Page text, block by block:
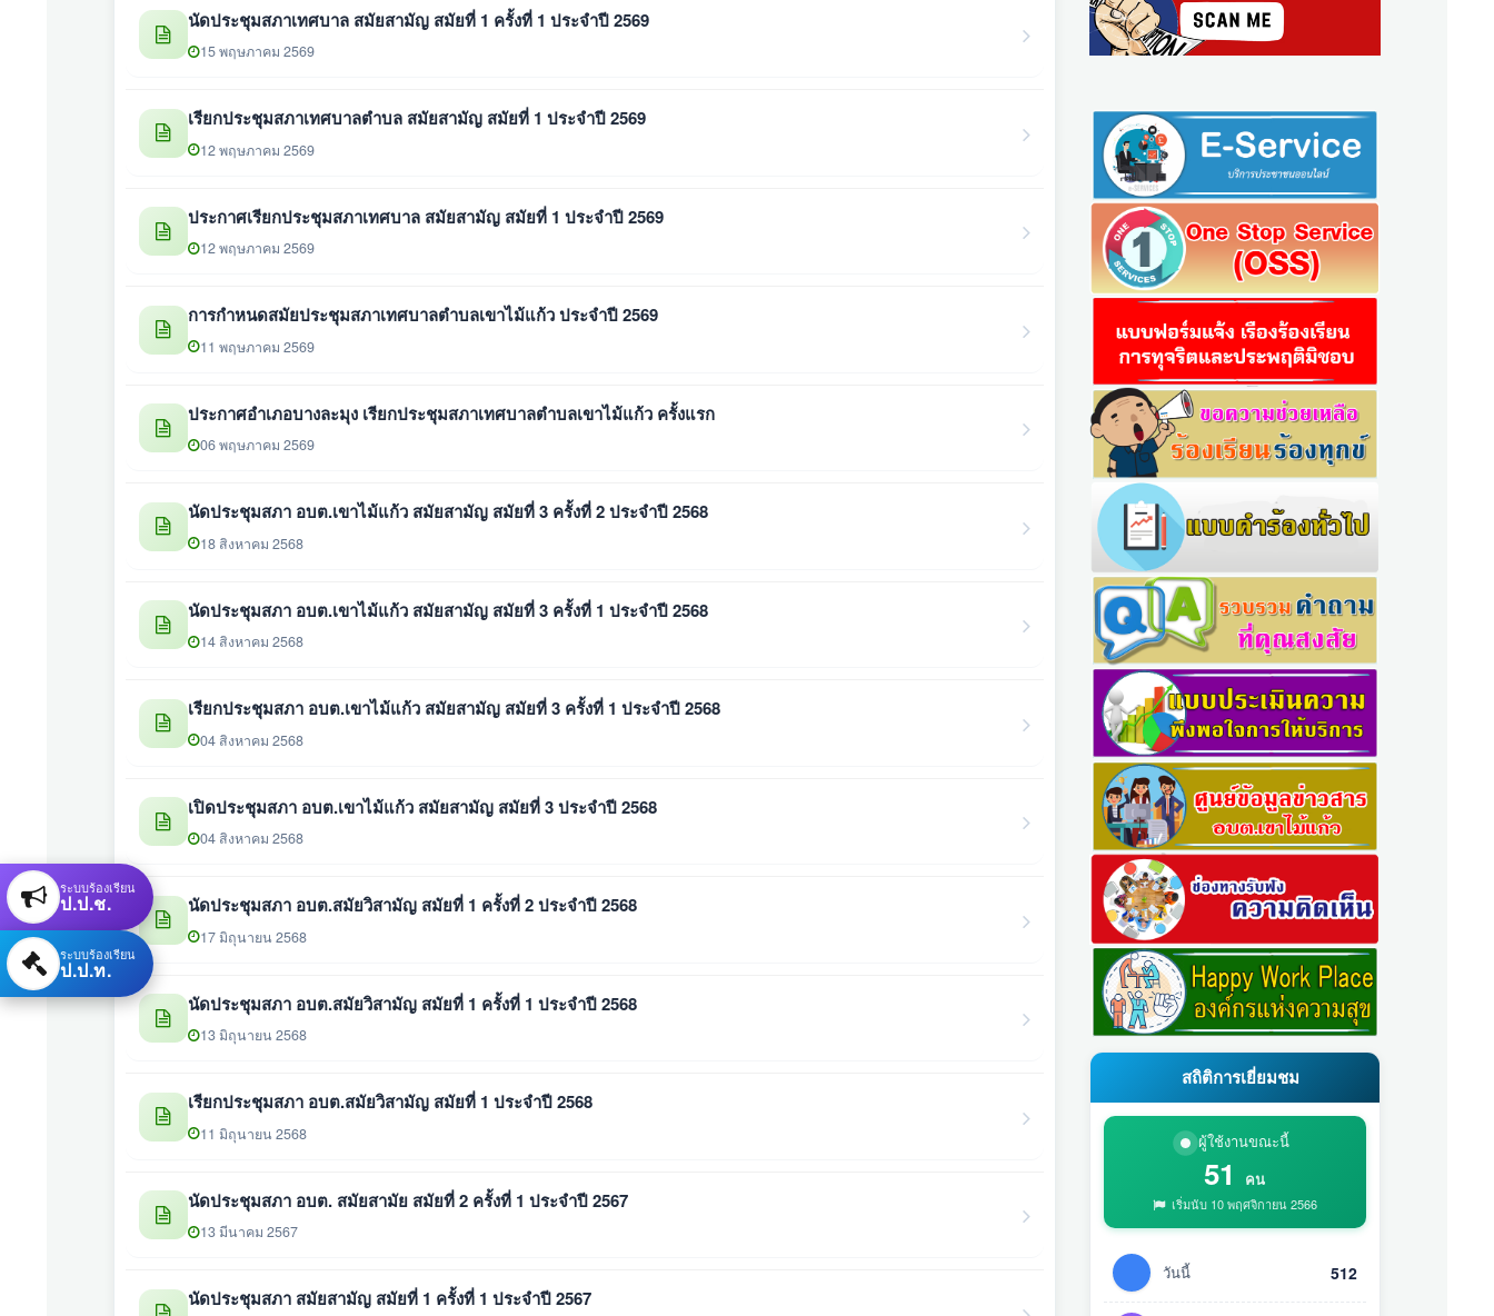
นัดประชุมสภาเทศบาล สมัยสามัญ สมัยที่ 1 ครั้งที่ 1 ประจำปี 2569
15 พฤษภาคม 2569
เรียกประชุมสภาเทศบาลตำบล สมัยสามัญ สมัยที่ 1 ประจำปี 2569
12 พฤษภาคม 2569
ประกาศเรียกประชุมสภาเทศบาล สมัยสามัญ สมัยที่ 1 ประจำปี 2569
12 พฤษภาคม 2569
การกำหนดสมัยประชุมสภาเทศบาลตำบลเขาไม้แก้ว ประจำปี 2569
11 พฤษภาคม 2569
ประกาศอำเภอบางละมุง เรียกประชุมสภาเทศบาลตำบลเขาไม้แก้ว ครั้งแรก
06 พฤษภาคม 2569
นัดประชุมสภา อบต.เขาไม้แก้ว สมัยสามัญ สมัยที่ 3 ครั้งที่ 2 ประจำปี 2568
18 สิงหาคม 2568
นัดประชุมสภา อบต.เขาไม้แก้ว สมัยสามัญ สมัยที่ 3 ครั้งที่ 1 ประจำปี 2568
14 สิงหาคม 2568
เรียกประชุมสภา อบต.เขาไม้แก้ว สมัยสามัญ สมัยที่ 3 ครั้งที่ 1 ประจำปี 2568
04 สิงหาคม 2568
เปิดประชุมสภา อบต.เขาไม้แก้ว สมัยสามัญ สมัยที่ 3 ประจำปี 2568
04 สิงหาคม 2568
นัดประชุมสภา อบต.สมัยวิสามัญ สมัยที่ 1 ครั้งที่ 2 ประจำปี 2568
17 มิถุนายน 2568
นัดประชุมสภา อบต.สมัยวิสามัญ สมัยที่ 1 ครั้งที่ 1 ประจำปี 2568
13 มิถุนายน 2568
เรียกประชุมสภา อบต.สมัยวิสามัญ สมัยที่ 1 ประจำปี 2568
11 มิถุนายน 2568
นัดประชุมสภา อบต. สมัยสามัย สมัยที่ 2 ครั้งที่ 1 ประจำปี 2567
13 มีนาคม 2567
นัดประชุมสภา สมัยสามัญ สมัยที่ 1 ครั้งที่ 1 ประจำปี 2567
สถิติการเยี่ยมชม
ผู้ใช้งานขณะนี้
51 คน
เริ่มนับ 10 พฤศจิกายน 2566
วันนี้ 512
ระบบร้องเรียน
ป.ป.ช.
ระบบร้องเรียน
ป.ป.ท.